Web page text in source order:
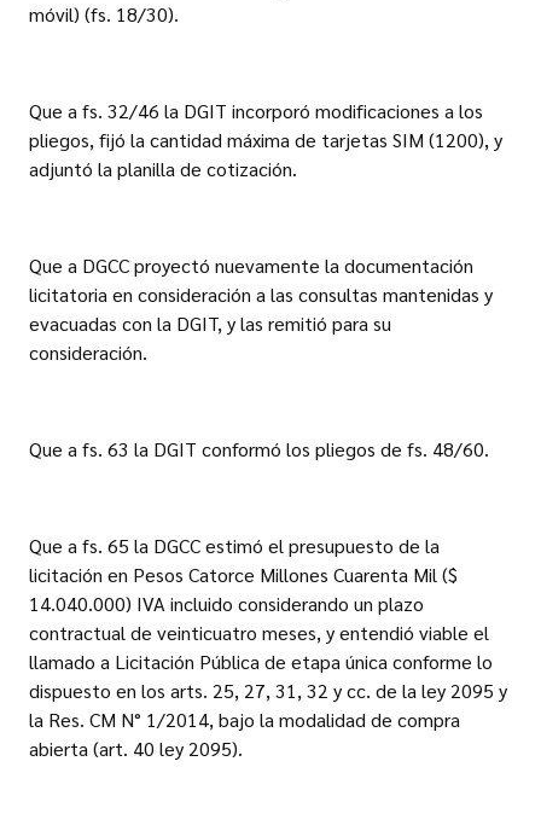
móvil) (fs. 18/30).
Que a fs. 32/46 la DGIT incorporó modificaciones a los
pliegos, fijó la cantidad máxima de tarjetas SIM (1200), y
adjuntó la planilla de cotización.
Que a DGCC proyectó nuevamente la documentación
licitatoria en consideración a las consultas mantenidas y
evacuadas con la DGIT, y las remitió para su
consideración.
Que a fs. 63 la DGIT conformó los pliegos de fs. 48/60.
Que a fs. 65 la DGCC estimó el presupuesto de la
licitación en Pesos Catorce Millones Cuarenta Mil ($
14.040.000) IVA incluido considerando un plazo
contractual de veinticuatro meses, y entendió viable el
llamado a Licitación Pública de etapa única conforme lo
dispuesto en los arts. 25, 27, 31, 32 y cc. de la ley 2095 y
la Res. CM N° 1/2014, bajo la modalidad de compra
abierta (art. 40 ley 2095).